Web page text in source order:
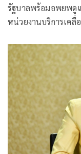
รัฐบาลพร้อมอพยพดู
หน่วยงานบริการเค